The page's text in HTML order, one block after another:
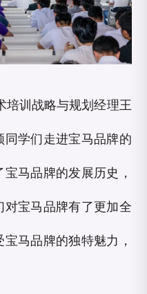
培训战略与规划经理王
学们走进宝马品牌的
马品牌的发展历史，
宝马品牌有了更加全
马品牌的独特魅力，